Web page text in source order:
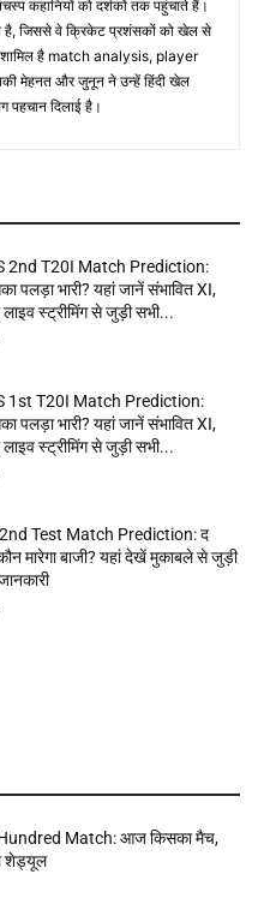
कहानियों को दर्शकों तक पहुंचाते हैं।
है, जिससे वे क्रिकेट प्रशंसकों को खेल से
है match analysis, player
मेहनत और जुनून ने उन्हें हिंदी खेल
पहचान दिलाई है।
2nd T20I Match Prediction:
पलड़ा भारी? यहां जानें संभावित XI,
लाइव स्ट्रीमिंग से जुड़ी सभी...
1st T20I Match Prediction:
पलड़ा भारी? यहां जानें संभावित XI,
लाइव स्ट्रीमिंग से जुड़ी सभी...
Test Match Prediction: द
मारेगा बाजी? यहां देखें मुकाबले से जुड़ी
Match: आज किसका मैच,
शेड्यूल